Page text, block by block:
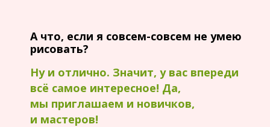
А что, если я совсем-совсем не умею
рисовать?
Ну и отлично. Значит, у вас впереди
всё самое интересное! Да,
мы приглашаем и новичков,
и мастеров!